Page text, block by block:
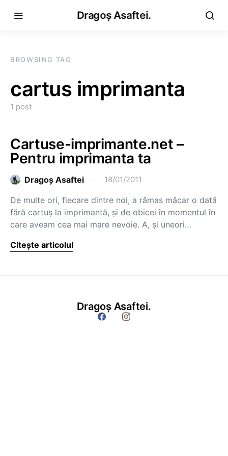
Dragoș Asaftei.
BROWSING TAG
cartus imprimanta
1 post
Cartuse-imprimante.net –
Pentru imprimanta ta
Dragoş Asaftei 18/01/2011
De multe ori, fiecare dintre noi, a rămas măcar o dată
fără cartuş la imprimantă, şi de obicei în momentul în
care aveam cea mai mare nevoie. A, şi uneori…
Citește articolul
Dragoș Asaftei.